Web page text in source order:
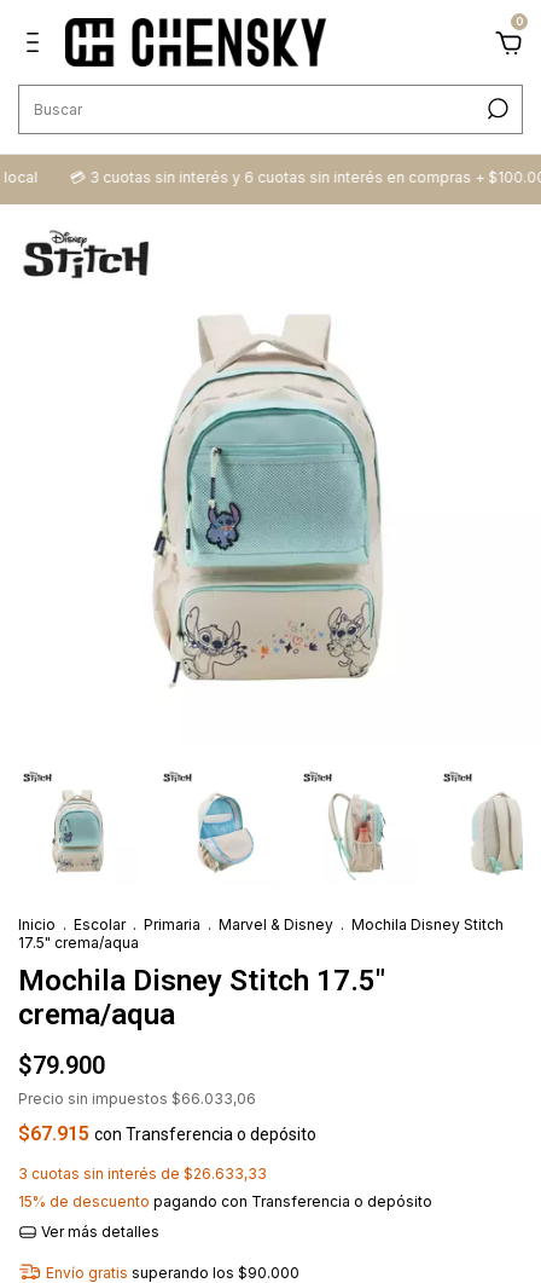
0
💳​ 3 cuotas sin interés y 6 cuotas sin interés en compras + $100.000
Inicio . Escolar . Primaria . Marvel & Disney . Mochila Disney Stitch
17.5" crema/aqua
Mochila Disney Stitch 17.5"
crema/aqua
$79.900
Precio sin impuestos $66.033,06
$67.915 con Transferencia o depósito
3 cuotas sin interés de $26.633,33
15% de descuento pagando con Transferencia o depósito
Ver más detalles
Envío gratis superando los $90.000